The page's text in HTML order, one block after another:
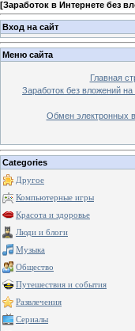
[Заработок в Интернете без
Вход на сайт
Меню сайта
Главная
Заработок без вложений
Обмен электронных
Categories
Другое
Компьютерные игры
Красота и здоровье
Люди и блоги
Музыка
Общество
Путешествия и события
Развлечения
Сериалы